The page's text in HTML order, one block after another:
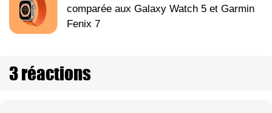
comparée aux Galaxy Watch 5 et Garmin
Fenix 7
3 réactions